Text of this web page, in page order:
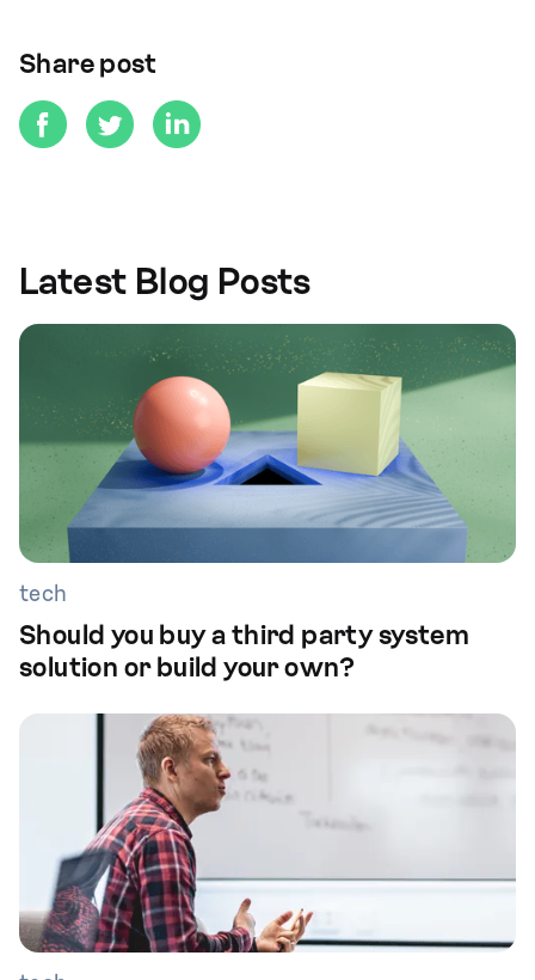
Share post
Latest Blog Posts
tech
Should you buy a third party system
solution or build your own?